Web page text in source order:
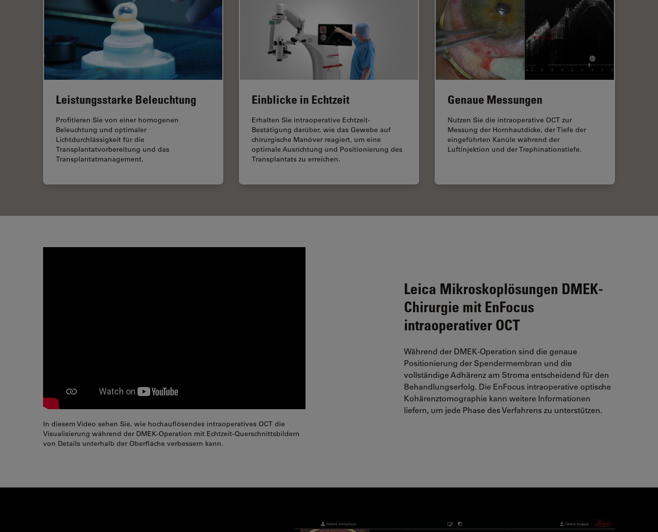
Leistungsstarke Beleuchtung
Profitieren Sie von einer homogenen
Beleuchtung und optimaler
Lichtdurchlässigkeit für die
Transplantatvorbereitung und das
Transplantatmanagement.
Einblicke in Echtzeit
Erhalten Sie intraoperative Echtzeit-
Bestätigung darüber, wie das Gewebe auf
chirurgische Manöver reagiert, um eine
optimale Ausrichtung und Positionierung des
Transplantats zu erreichen.
Genaue Messungen
Nutzen Sie die intraoperative OCT zur
Messung der Hornhautdicke, der Tiefe der
eingeführten Kanüle während der
Luftinjektion und der Trephinationstiefe.
In diesem Video sehen Sie, wie hochauflösendes intraoperatives OCT die
Visualisierung während der DMEK-Operation mit Echtzeit-Querschnittsbildern
von Details unterhalb der Oberfläche verbessern kann.
Leica Mikroskoplösungen DMEK-
Chirurgie mit EnFocus
intraoperativer OCT
Während der DMEK-Operation sind die genaue
Positionierung der Spendermembran und die
vollständige Adhärenz am Stroma entscheidend für den
Behandlungserfolg. Die EnFocus intraoperative optische
Kohärenztomographie kann weitere Informationen
liefern, um jede Phase des Verfahrens zu unterstützen.